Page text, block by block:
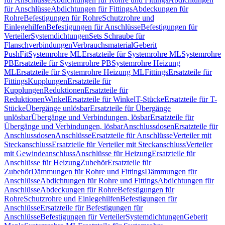
für AnschlüsseAbdichtungen für FittingsAbdeckungen für
RohreBefestigungen für RohreSchutzrohre und
EinlegehilfenBefestigungen für AnschlüsseBefestigungen für
VerteilerSystemdichtungenSets Schraube für
FlanschverbindungenVerbrauchsmaterialGeberit
PushFitSystemrohre MLErsatzteile für Systemrohre MLSystemrohre
PBErsatzteile für Systemrohre PBSystemrohre Heizung
MLErsatzteile für Systemrohre Heizung MLFittingsErsatzteile für
FittingsKupplungenErsatzteile für
KupplungenReduktionenErsatzteile für
ReduktionenWinkelErsatzteile für WinkelT-StückeErsatzteile für T-
StückeÜbergänge unlösbarErsatzteile für Übergänge
unlösbarÜbergänge und Verbindungen, lösbarErsatzteile für
Übergänge und Verbindungen, lösbarAnschlussdosenErsatzteile für
AnschlussdosenAnschlüsseErsatzteile für AnschlüsseVerteiler mit
SteckanschlussErsatzteile für Verteiler mit SteckanschlussVerteiler
mit GewindeanschlussAnschlüsse für HeizungErsatzteile für
Anschlüsse für HeizungZubehörErsatzteile für
ZubehörDämmungen für Rohre und FittingsDämmungen für
AnschlüsseAbdichtungen für Rohre und FittingsAbdichtungen für
AnschlüsseAbdeckungen für RohreBefestigungen für
RohreSchutzrohre und EinlegehilfenBefestigungen für
AnschlüsseErsatzteile für Befestigungen für
AnschlüsseBefestigungen für VerteilerSystemdichtungenGeberit